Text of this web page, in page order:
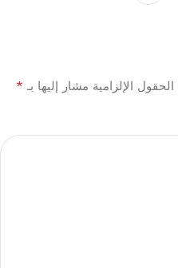
الحقول الإلزامية مشار إليها بـ *